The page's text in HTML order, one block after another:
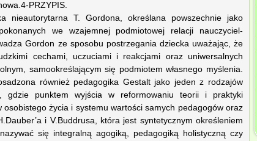
PRZYPIS.
nieautorytarna T. Gordona, określana powszechnie jako
we wzajemnej podmiotowej relacji nauczyciel-
Gordon ze sposobu postrzegania dziecka uważając, że
cechami, uczuciami i reakcjami oraz uniwersalnych
samookreślającym się podmiotem własnego myślenia.
również pedagogika Gestalt jako jeden z rodzajów
gdzie punktem wyjścia w reformowaniu teorii i praktyki
życia i systemu wartości samych pedagogów oraz
i V.Buddrusa, która jest syntetycznym określeniem
się integralną agogiką, pedagogiką holistyczną czy